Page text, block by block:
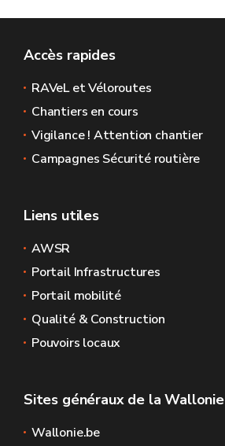
Accès rapides
RAVeL et Véloroutes
Chantiers en cours
Vigilance ! Attention chantier
Campagnes Sécurité routière
Liens utiles
AWSR
Portail Infrastructures
Portail mobilité
Qualité & Construction
Pouvoirs locaux
Sites généraux de la Wallonie
Wallonie.be